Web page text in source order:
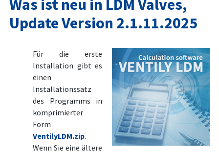
Was ist neu in LDM Valves,
Update Version 2.1.11.2025
Für die erste
Installation gibt es
einen
Installationssatz
des Programms in
komprimierter
Form
VentilyLDM.zip.
Wenn Sie eine ältere